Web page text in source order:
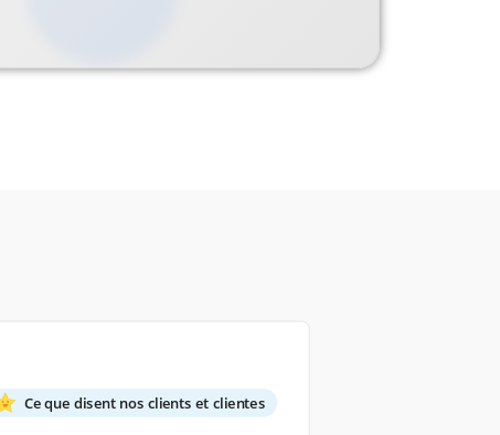
Ce que disent nos clients et clientes